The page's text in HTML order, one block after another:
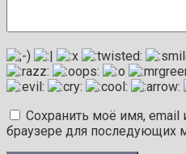
Сохранить моё имя, email
браузере для последующих